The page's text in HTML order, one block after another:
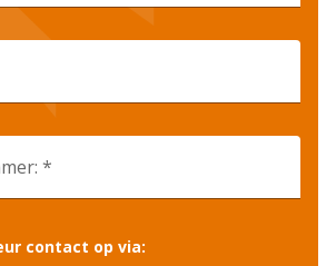
*
contact op via: